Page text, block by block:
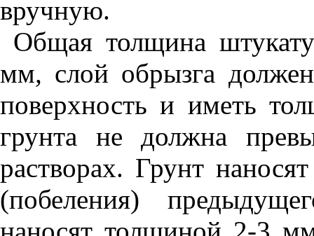
вручную.
Общая толщина
мм, слой обрызга
поверхность и иметь
грунта не должна
растворах. Грунт
(побеления)